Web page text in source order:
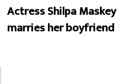
Actress Shilpa Maskey
marries her boyfriend